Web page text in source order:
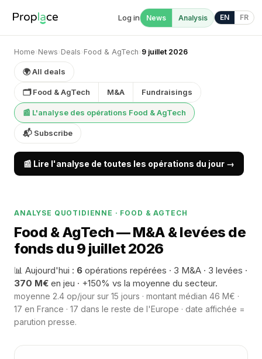
Log in News Analysis EN FR
Home› News› Deals› Food & AgTech› 9 juillet 2026
🌍 All deals
🗂 Food & AgTech M&A Fundraisings
📰 L'analyse des opérations Food & AgTech
📬 Subscribe
📰 Lire l'analyse de toutes les opérations du jour →
ANALYSE QUOTIDIENNE · FOOD & AGTECH
Food & AgTech — M&A & levées de
fonds du 9 juillet 2026
📊 Aujourd'hui : 6 opérations repérées · 3 M&A · 3 levées ·
370 M€ en jeu · +150% vs la moyenne du secteur.
moyenne 2.4 op/jour sur 15 jours · montant médian 46 M€ ·
17 en France · 17 dans le reste de l'Europe · date affichée =
parution presse.